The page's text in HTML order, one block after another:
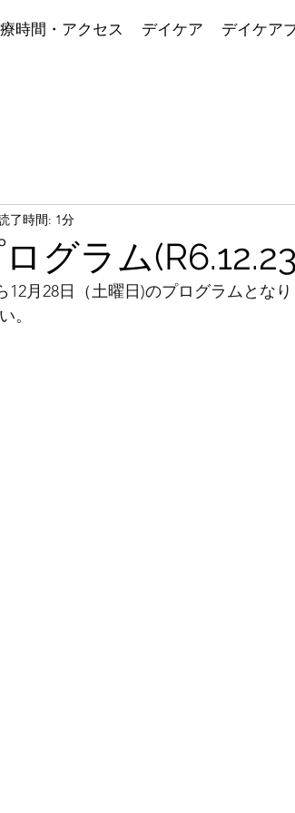
時間・アクセス デイケア デイケア
グラム
了時間: 1分
12月28日（土曜日)のプログラムとな
。